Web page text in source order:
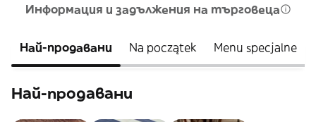
Информация и задължения на търговеца
Най-продавани Na początek Menu specjalne
Най-продавани